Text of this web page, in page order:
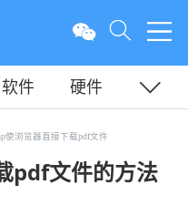
软件
硬件
使浏览器直接下载pdf文件
pdf文件的方法